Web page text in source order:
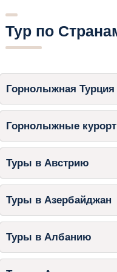
Тур по
Горнолыжная Турция
Горнолыжные
Туры в Австрию
Туры в Азербайджан
Туры в Албанию